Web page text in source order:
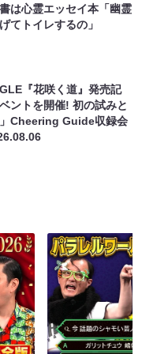
は心霊エッセイ本「幽霊
てトイレするの」
『花咲く道』発売記
ントを開催! 初の試みと
Cheering Guide収録会